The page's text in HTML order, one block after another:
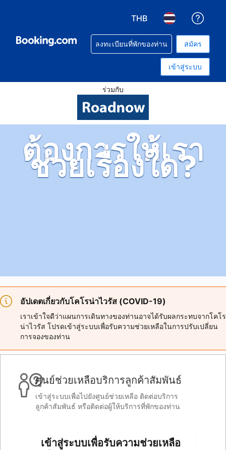
THB
ลงทะเบียนที่พักของท่าน สมัคร
เข้าสู่ระบบ
ร่วมกับ
ต้องการให้เรา
ช่วยเรื่องใด?
อัปเดตเกี่ยวกับโคโรน่าไวรัส (COVID-19)
เราเข้าใจดีว่าแผนการเดินทางของท่านอาจได้รับผลกระทบจากโคโร
น่าไวรัส โปรดเข้าสู่ระบบเพื่อรับความช่วยเหลือในการปรับเปลี่ยน
การจองของท่าน
ศูนย์ช่วยเหลือบริการลูกค้าสัมพันธ์
เข้าสู่ระบบเพื่อไปยังศูนย์ช่วยเหลือ ติดต่อบริการ
ลูกค้าสัมพันธ์ หรือติดต่อผู้ให้บริการที่พักของท่าน
เข้าสู่ระบบเพื่อรับความช่วยเหลือ